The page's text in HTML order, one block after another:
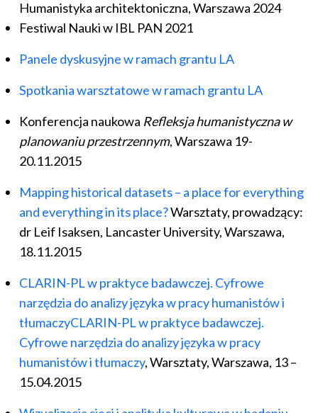
Humanistyka architektoniczna, Warszawa 2024
Festiwal Nauki w IBL PAN 2021
Panele dyskusyjne w ramach grantu LA
Spotkania warsztatowe w ramach grantu LA
Konferencja naukowa Refleksja humanistyczna w
planowaniu przestrzennym, Warszawa 19-
20.11.2015
Mapping historical datasets – a place for everything
and everything in its place?Warsztaty, prowadzący:
dr Leif Isaksen, Lancaster University, Warszawa,
18.11.2015
CLARIN-PL w praktyce badawczej. Cyfrowe
narzędzia do analizy języka w pracy humanistów i
tłumaczyCLARIN-PL w praktyce badawczej.
Cyfrowe narzędzia do analizy języka w pracy
humanistów i tłumaczy, Warsztaty, Warszawa, 13 –
15.04.2015